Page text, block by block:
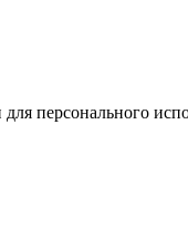
персонального